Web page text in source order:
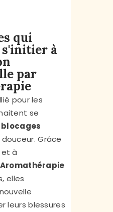
qui
à
par
pour les
se
Grâce
à
Aromathérapie
elles
leurs blessures